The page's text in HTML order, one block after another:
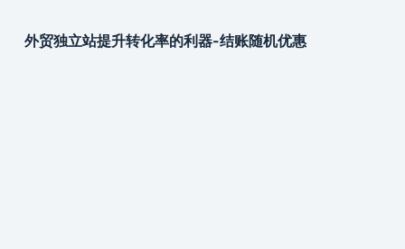
外贸独立站提升转化率的利器-结账随机优惠